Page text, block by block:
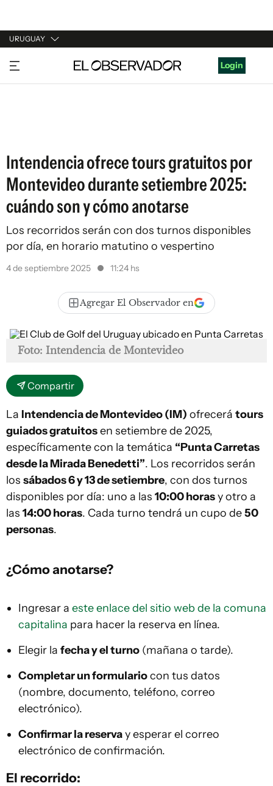
URUGUAY
URUGUAY
ARGENTINA
Login
Intendencia ofrece tours gratuitos por
Montevideo durante setiembre 2025:
cuándo son y cómo anotarse
Los recorridos serán con dos turnos disponibles
por día, en horario matutino o vespertino
4 de septiembre 2025 11:24 hs
Agregar El Observador en
Foto: Intendencia de Montevideo
Compartir
La Intendencia de Montevideo (IM) ofrecerá tours
guiados gratuitosen setiembre de 2025,
específicamente con la temática “Punta Carretas
desde la Mirada Benedetti”. Los recorridos serán
los sábados 6 y 13 de setiembre, con dos turnos
disponibles por día: uno a las 10:00 horasy otro a
las 14:00 horas. Cada turno tendrá un cupo de50
personas.
¿Cómo anotarse?
Ingresar a este enlace del sitio web de la comuna
capitalina para hacer la reserva en línea.
Elegir la fecha y el turno (mañana o tarde).
Completar un formulariocon tus datos
(nombre, documento, teléfono, correo
electrónico).
Confirmar la reservay esperar el correo
electrónico de confirmación.
El recorrido: